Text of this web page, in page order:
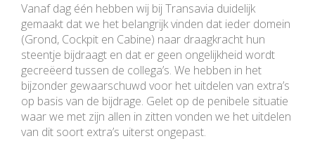
Vanaf dag één hebben wij bij Transavia duidelijk
gemaakt dat we het belangrijk vinden dat ieder domein
(Grond, Cockpit en Cabine) naar draagkracht hun
steentje bijdraagt en dat er geen ongelijkheid wordt
gecreëerd tussen de collega’s. We hebben in het
bijzonder gewaarschuwd voor het uitdelen van extra’s
op basis van de bijdrage. Gelet op de penibele situatie
waar we met zijn allen in zitten vonden we het uitdelen
van dit soort extra’s uiterst ongepast.